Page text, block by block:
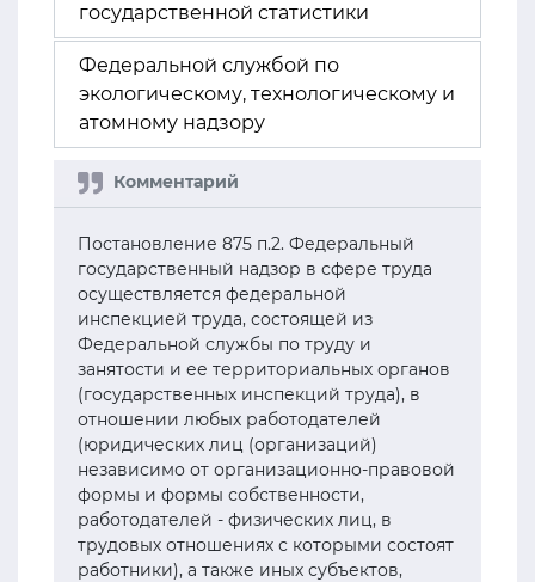
государственной статистики
Федеральной службой по
экологическому, технологическому и
атомному надзору
Постановление 875 п.2. Федеральный
государственный надзор в сфере труда
осуществляется федеральной
инспекцией труда, состоящей из
Федеральной службы по труду и
занятости и ее территориальных органов
(государственных инспекций труда), в
отношении любых работодателей
(юридических лиц (организаций)
независимо от организационно-правовой
формы и формы собственности,
работодателей - физических лиц, в
трудовых отношениях с которыми состоят
работники), а также иных субъектов,